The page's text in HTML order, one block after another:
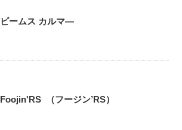
ビームス カルマ―
Foojin'RS （フージン’RS）